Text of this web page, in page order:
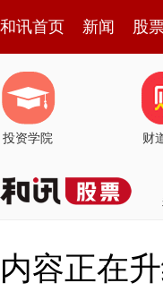
和讯首页 新闻 股
投资学院 财
内容正在